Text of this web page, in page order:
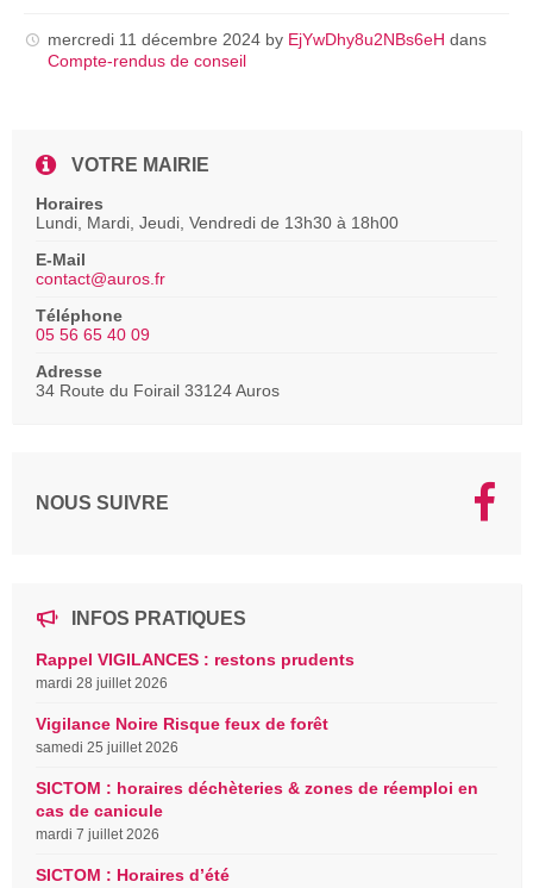
mercredi 11 décembre 2024 by EjYwDhy8u2NBs6eH dans
Compte-rendus de conseil
VOTRE MAIRIE
Horaires
Lundi, Mardi, Jeudi, Vendredi de 13h30 à 18h00
E-Mail
contact@auros.fr
Téléphone
05 56 65 40 09
Adresse
34 Route du Foirail 33124 Auros
NOUS SUIVRE
INFOS PRATIQUES
Rappel VIGILANCES : restons prudents
mardi 28 juillet 2026
Vigilance Noire Risque feux de forêt
samedi 25 juillet 2026
SICTOM : horaires déchèteries & zones de réemploi en
cas de canicule
mardi 7 juillet 2026
SICTOM : Horaires d’été